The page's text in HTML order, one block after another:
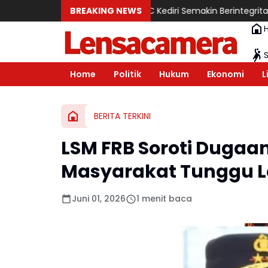
BREAKING NEWS
Membawa KPPBC Kediri Semakin Berintegritas
Tak
Home
Politik Hukum Ekonomi
BERITA TERKINI
LSM FRB Soroti
Masyarakat Tunggu
Juni 01, 2026 1 menit baca